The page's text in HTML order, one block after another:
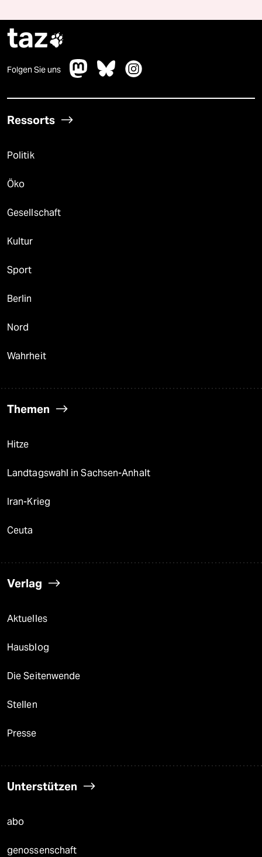
taz
Folgen Sie uns
Ressorts
Politik
Öko
Gesellschaft
Kultur
Sport
Berlin
Nord
Wahrheit
Themen
Hitze
Landtagswahl in Sachsen-Anhalt
Iran-Krieg
Ceuta
Verlag
Aktuelles
Hausblog
Die Seitenwende
Stellen
Presse
Unterstützen
abo
genossenschaft